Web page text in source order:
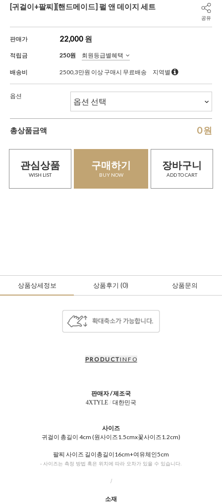
[귀걸이+팔찌][핸드메이드] 펄 앤 데이지 세트
공유
판매가 22,000 원
적립금 250원 회원등급별혜택
배송비 2500,3만원 이상 구매시 무료배송 지역별
옵션
총상품금액 0원
관심상품
WISH LIST
구매하기
BUY NOW
장바구니
ADD TO CART
상품상세정보 상품후기 (0) 상품문의
P R O D U C TI N F O
판매자 / 제조국
4XTYLE / 대한민국
사이즈
귀걸이 총길이 4cm (원사이즈1.5cmx꽃사이즈1.2cm)
팔찌 사이즈 길이총길이16cm+여유체인5cm
- 사이즈는 측정 방법 혹은 위치에 따라 오차가 있을 수 있습니다.
/
소재